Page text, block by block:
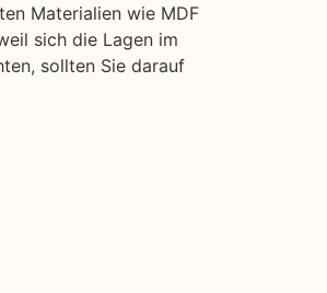
Materialien wie MDF
sich die Lagen im
sollten Sie darauf